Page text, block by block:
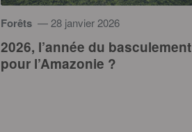
Forêts — 28 janvier 2026
2026, l’année du basculement
pour l’Amazonie ?